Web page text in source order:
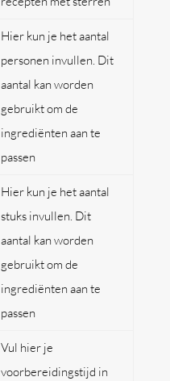
Hier kun je het aantal
personen invullen. Dit
aantal kan worden
gebruikt om de
ingrediënten aan te
passen
Hier kun je het aantal
stuks invullen. Dit
aantal kan worden
gebruikt om de
ingrediënten aan te
passen
Vul hier je
voorbereidingstijd in